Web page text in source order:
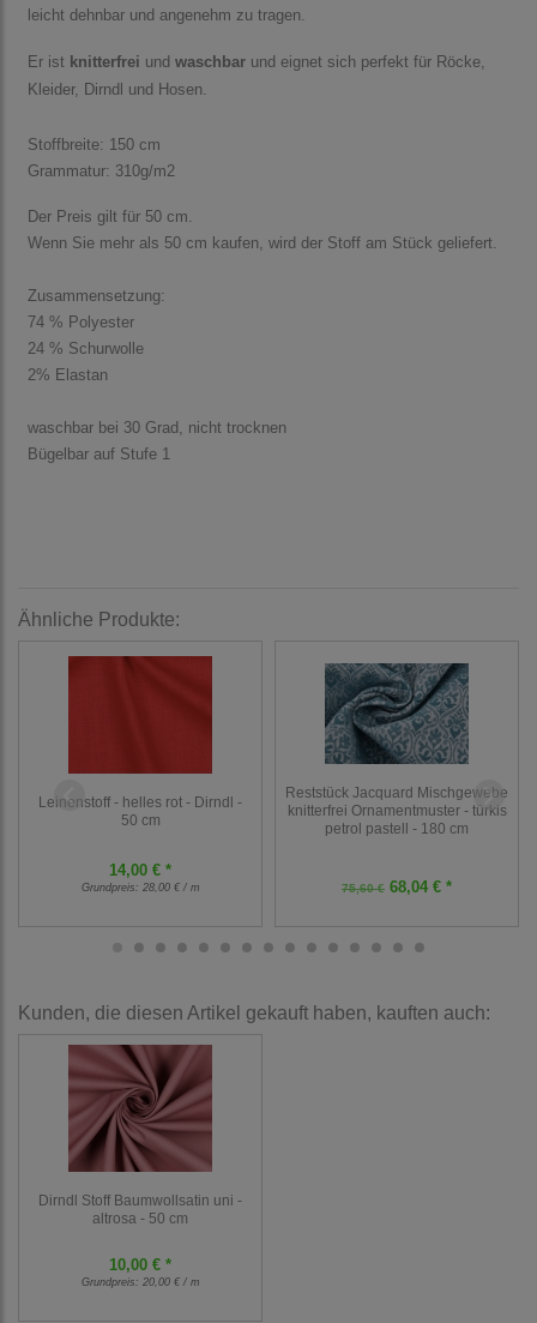
leicht dehnbar und angenehm zu tragen.
Er ist knitterfrei und waschbar und eignet sich perfekt für Röcke,
Kleider, Dirndl und Hosen.
Stoffbreite: 150 cm
Grammatur: 310g/m2
Der Preis gilt für 50 cm.
Wenn Sie mehr als 50 cm kaufen, wird der Stoff am Stück geliefert.
Zusammensetzung:
74 % Polyester
24 % Schurwolle
2% Elastan
waschbar bei 30 Grad, nicht trocknen
Bügelbar auf Stufe 1
Ähnliche Produkte:
Leinenstoff - helles rot - Dirndl -
50 cm
14,00 € *
Grundpreis: 28,00 € / m
Reststück Jacquard Mischgewebe
knitterfrei Ornamentmuster - türkis
petrol pastell - 180 cm
75,60 € 68,04 € *
Kunden, die diesen Artikel gekauft haben, kauften auch:
Dirndl Stoff Baumwollsatin uni -
altrosa - 50 cm
10,00 € *
Grundpreis: 20,00 € / m